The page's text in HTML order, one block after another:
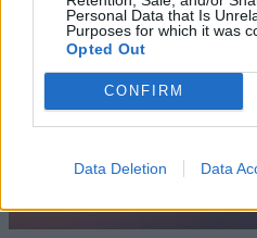
Personal Data that Is
Purposes for which it was
Opted Out
CONFIRM
Data Deletion Data